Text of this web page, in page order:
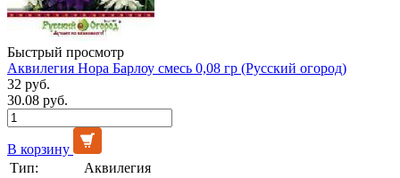
Быстрый просмотр
Аквилегия Нора Барлоу смесь 0,08 гр (Русский огород)
32 руб.
30.08 руб.
В корзину
Тип:
Аквилегия